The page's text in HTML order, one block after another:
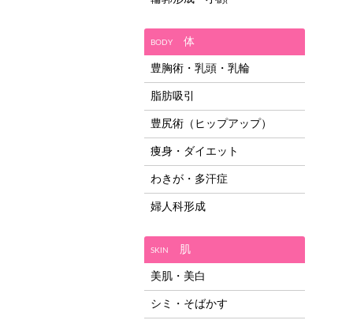
BODY 体
豊胸術・乳頭・乳輪
脂肪吸引
豊尻術（ヒップアップ）
痩身・ダイエット
わきが・多汗症
婦人科形成
SKIN 肌
美肌・美白
シミ・そばかす